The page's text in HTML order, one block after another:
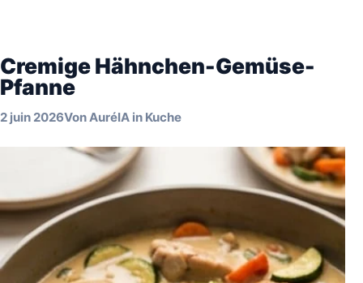
Cremige Hähnchen-Gemüse-
Pfanne
2 juin 2026VonAuréIA in Kuche